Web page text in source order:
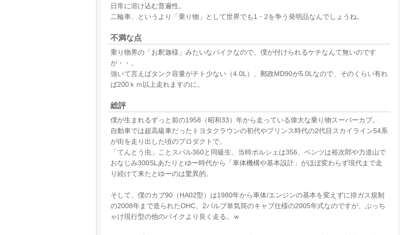
日常に溶け込む普遍性。
二輪車、というより「乗り物」として世界でも1・2を争う発明品なんでしょうね。
不満な点
乗り物界の「お釈迦様」みたいなバイクなので、僕が付けられるケチなんて無いのです
が・・。
強いて言えばタンク容量がチト少ない（4.0L）、郵政MD90が5.0Lなので、そのくらい有れ
ば200ｋｍ以上走れますのに。
総評
僕が生まれるずっと前の1958（昭和33）年から走っている偉大な乗り物スーパーカブ。
自動車では超高級車だったトヨタクラウンの初代やプリンス時代の2代目スカイライン54系
が街を走り出した頃のプロダクトで。
「てんとう虫」ことスバル360と同級生、当時ポルシェは356、ベンツは裕次郎や力道山で
おなじみ300SLあたりとゆー時代から「車体機構や基本設計」がほぼ変わらず現代まで走
り続けて来たとゆーのは驚異的。
そして、僕のカブ90（HA02型）は1980年から車体/エンジンの基本を変えずに排ガス規制
の2008年まで造られたOHC、2バルブ単気筒のキャブ仕様の2005年式なのですが、ぶっち
ゃけ現行型の他のバイクより良く走る。ｗ